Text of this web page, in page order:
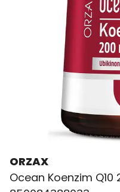
ORZAX
Ocean Koenzim